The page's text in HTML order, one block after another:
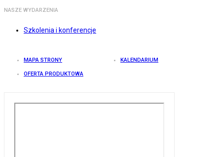
NASZE WYDARZENIA
Szkolenia i konferencje
MAPA STRONY KALENDARIUM
OFERTA PRODUKTOWA